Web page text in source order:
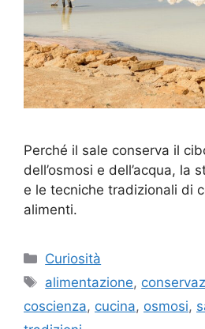
Perché il sale conserva il
dell’osmosi e dell’acqua, la
e le tecniche tradizionali di
alimenti.
Categorie
Curiosità
Tag
alimentazione,
coscienza, cucina, osmosi,